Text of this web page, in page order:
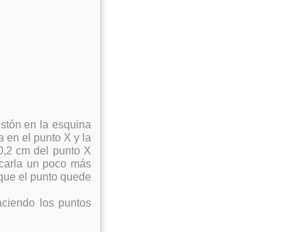
en la esquina
en el punto X y la
cm del punto X
un poco más
el punto quede
los puntos